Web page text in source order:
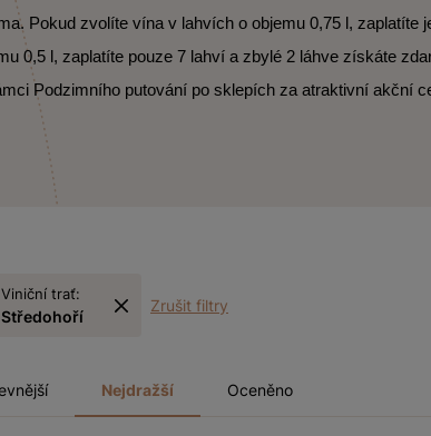
Pokud zvolíte vína v lahvích o objemu 0,75 l, zaplatíte
0,5 l, zaplatíte pouze 7 lahví a zbylé 2 láhve získáte
Podzimního putování po sklepích za atraktivní akční
Viniční trať:
Středohoří
Zrušit filtry
Nejdražší Oceněno